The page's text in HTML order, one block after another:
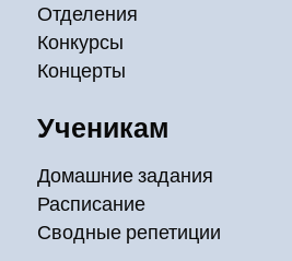
Отделения
Конкурсы
Концерты
Ученикам
Домашние задания
Расписание
Сводные репетиции